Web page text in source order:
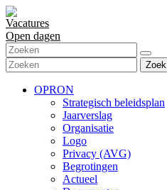
Vacatures
Open dagen
Zoek
OPRON
Strategisch beleidsplan
Jaarverslag
Organisatie
Logo
Privacy (AVG)
Begrotingen
Actueel